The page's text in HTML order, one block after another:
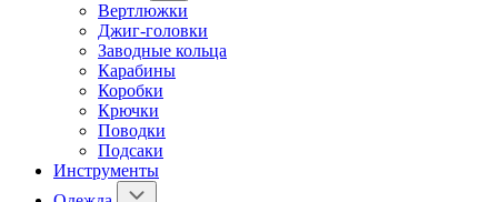
Вертлюжки
Джиг-головки
Заводные кольца
Карабины
Коробки
Крючки
Поводки
Подсаки
Инструменты